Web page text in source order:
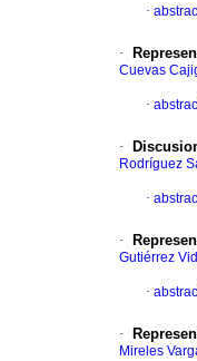
·
·
Cuevas
·
·
Rodríguez
·
·
Gutiérrez
·
·
Mireles